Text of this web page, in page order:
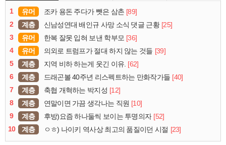
1 유머 조카 용돈 주다가 뺏은 삼촌 [89]
2
계층 신남성연대 배인규 사망 소식 댓글 근황 [25]
3
유머 한복 잘못 입혀 보낸 학부모 [36]
4
유머 의외로 트럼프가 절대 하지 않는 것들 [39]
5
계층 지역 비하 하는게 웃긴 이유. [62]
6
계층 드래곤볼 40주년 리스펙트하는 만화작가들 [40]
7
계층 축협 개혁하는 박지성 [12]
8
계층 연말이면 가끔 생각나는 직원 [10]
9
계층 후방)요즘 하나둘씩 보이는 투명의자 [52]
10
계층 ㅇㅎ) 나이키 역사상 최고의 품질이던 시절 [23]